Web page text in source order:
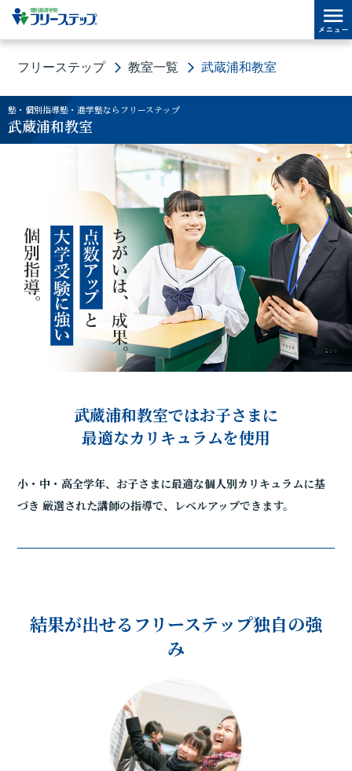
フリーステップ 教室一覧 武蔵浦和教室
塾・個別指導塾・進学塾ならフリーステップ
武蔵浦和教室
武蔵浦和教室ではお子さまに
最適なカリキュラムを使用
小・中・高全学年、お子さまに最適な個人別カリキュラムに基
づき 厳選された講師の指導で、レベルアップできます。
結果が出せるフリーステップ独自の強
み